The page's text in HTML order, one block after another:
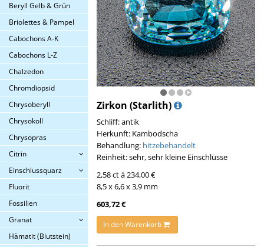
Beryll Gelb & Grün
Briolettes & Pampel
Cabochons A-K
Cabochons L-Z
Chalzedon
Chromdiopsid
Chrysoberyll
Chrysokoll
Chrysopras
Citrin
Einschlussquarz
Fluorit
Fossilien
Granat
Hämatit (Blutstein)
Zirkon (Starlith)
Schliff: antik
Herkunft: Kambodscha
Behandlung: hitzebehandelt
Reinheit: sehr, sehr kleine Einschlüsse
2,58 ct á 234,00 €
8,5 x 6,6 x 3,9 mm
603,72 €
In den Warenkorb